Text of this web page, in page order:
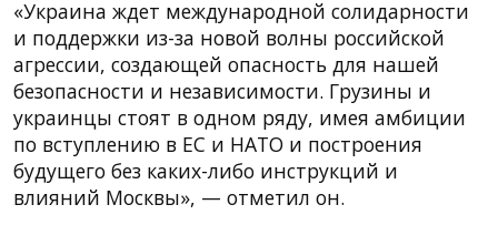
«Украина ждет международной солидарности
и поддержки из-за новой волны российской
агрессии, создающей опасность для нашей
безопасности и независимости. Грузины и
украинцы стоят в одном ряду, имея амбиции
по вступлению в ЕС и НАТО и построения
будущего без каких-либо инструкций и
влияний Москвы», — отметил он.